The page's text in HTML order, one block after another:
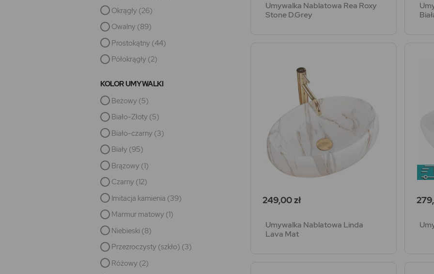
Okrągły (26)
Owalny (89)
Prostokątny (44)
Półokrągły (2)
KOLOR UMYWALKI
Beżowy (5)
Biało-Złoty (5)
Biało-czarny (3)
Biały (95)
Brązowy (1)
Czarny (12)
Imitacja kamienia (39)
Marmur matowy (1)
Niebieski (8)
Przezroczysty (szkło) (3)
Różowy (2)
Umywalka Nablatowa Rea Roxy
Stone D.Grey
Cena
249,00 zł
Umywalka Nablatowa Linda
Lava Mat